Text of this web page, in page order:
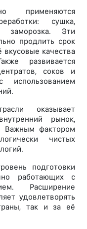
применяются
сушка,
заморозка. Эти
продлить срок
вкусовые качества
развивается
соков и
оказывает
рынок,
Важным фактором
чистых
подготовки
работающих с
Расширение
удовлетворять
так и за её